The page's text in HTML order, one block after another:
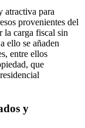
atractiva para
provenientes del
la carga fiscal sin
ello se añaden
entre ellos
que
y